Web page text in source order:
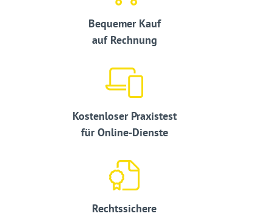
Bequemer Kauf
auf Rechnung
Kostenloser Praxistest
für Online-Dienste
Rechtssichere